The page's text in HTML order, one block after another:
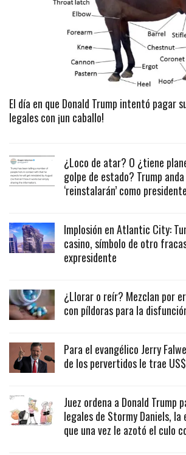
El día en que Donald Trump intentó pagar
legales con ¡un caballo!
¿Loco de atar? O ¿tiene
golpe de estado? Trump
‘reinstalarán’ como
Implosión en Atlantic City:
casino, símbolo de otro
expresidente
¿Llorar o reír? Mezclan por
con píldoras para la
Para el evangélico Jerry
de los pervertidos le trae
Juez ordena a Donald Trump
legales de Stormy Daniels,
que una vez le azotó el culo